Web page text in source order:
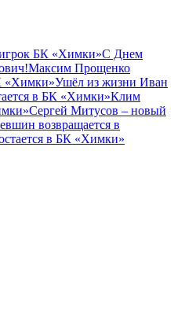
БК «Химки»С Днем
Максим Прощенко
«Химки»Ушёл из жизни Иван
в БК «Химки»Клим
Сергей Митусов – новый
возвращается в
в БК «Химки»